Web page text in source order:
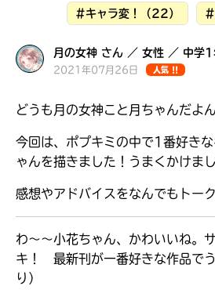
#キャラ変！（22） #
月の女神 さん ／ 女性 ／ 中学1
2021年07月26日 人気 !!
どうも月の女神こと月ちゃんだよん
今回は、ポプキミの中で1番好き
ゃんを描きました！うまくかけまし
感想やアドバイスをなんでもトー
わ～～小花ちゃん、かわいいね。
キ！ 最新刊が一番好きな作品で
り）